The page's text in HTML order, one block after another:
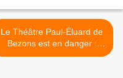
Le Théâtre Paul-Éluard de
Bezons est en danger :
notre vœu en conseil